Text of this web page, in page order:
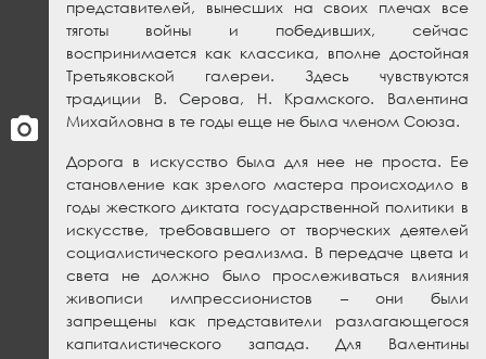
представителей, вынесших на своих плечах все
тяготы войны и победивших, сейчас
воспринимается как классика, вполне достойная
Третьяковской галереи. Здесь чувствуются
традиции В. Серова, Н. Крамского. Валентина
Михайловна в те годы еще не была членом Союза.
Дорога в искусство была для нее не проста. Ее
становление как зрелого мастера происходило в
годы жесткого диктата государственной политики в
искусстве, требовавшего от творческих деятелей
социалистического реализма. В передаче цвета и
света не должно было прослеживаться влияния
живописи импрессионистов – они были
запрещены как представители разлагающегося
капиталистического запада. Для Валентины